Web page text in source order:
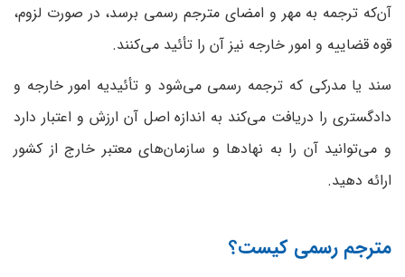
آن‌که ترجمه به مهر و امضای مترجم رسمی برسد، در صورت لزوم،
قوه قضاییه و امور خارجه نیز آن را تأئید می‌کنند.
سند یا مدرکی که ترجمه رسمی می‌شود و تأئیدیه امور خارجه و
دادگستری را دریافت می‌کند به اندازه اصل آن ارزش و اعتبار دارد
و می‌توانید آن را به نهادها و سازمان‌های معتبر خارج از کشور
ارائه دهید.
مترجم رسمی کیست؟